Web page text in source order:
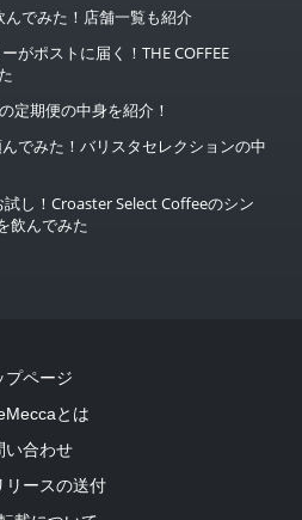
でみた！店舗一覧も紹介
がポストに届く！THE COFFEE
定期便の中身を紹介！
でみた！バリスタセレクションの中
し！Croaster Select Coffeeのシン
飲んでみた
プページ
とは
い合わせ
リースの送付